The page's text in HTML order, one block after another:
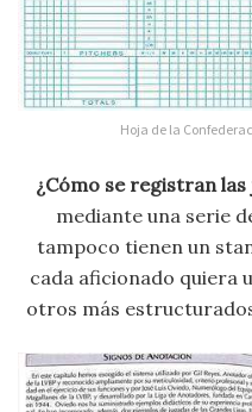
Hoja de la
¿Cómo se registran las
mediante una serie
tampoco tienen un
cada aficionado quiera
otros más